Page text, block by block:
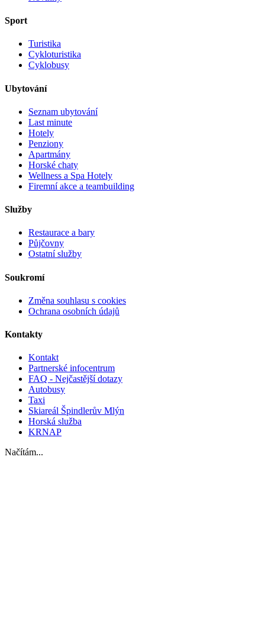
Sport
Turistika
Cykloturistika
Cyklobusy
Ubytování
Seznam ubytování
Last minute
Hotely
Penziony
Apartmány
Horské chaty
Wellness a Spa Hotely
Firemní akce a teambuilding
Služby
Restaurace a bary
Půjčovny
Ostatní služby
Soukromí
Změna souhlasu s cookies
Ochrana osobních údajů
Kontakty
Kontakt
Partnerské infocentrum
FAQ - Nejčastější dotazy
Autobusy
Taxi
Skiareál Špindlerův Mlýn
Horská služba
KRNAP
Načítám...